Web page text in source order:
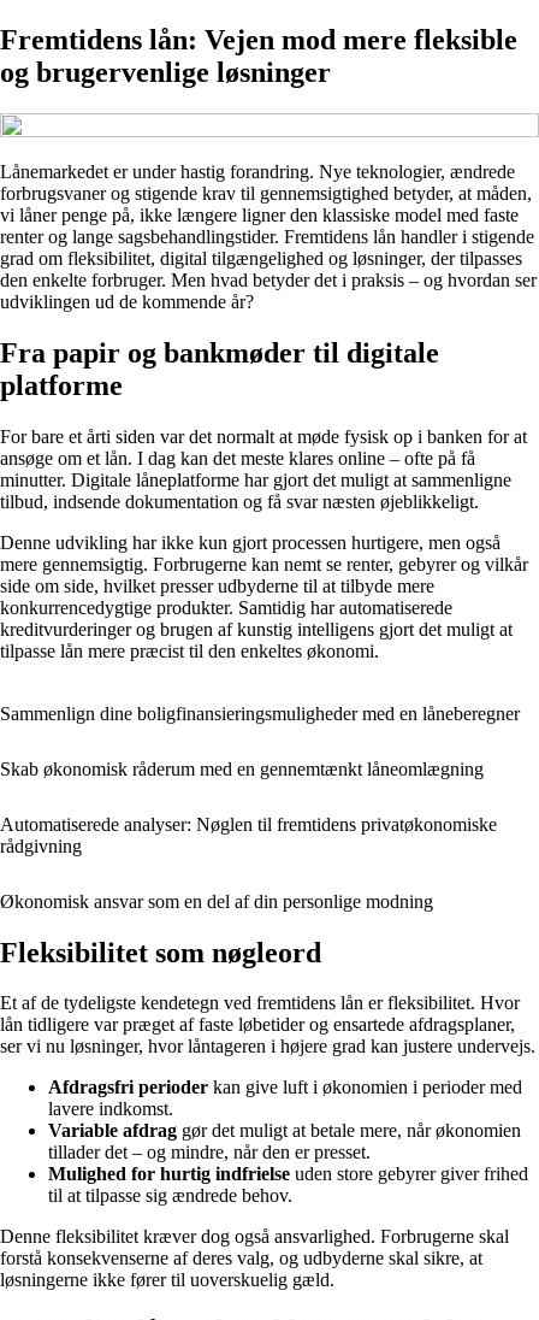
Fremtidens lån: Vejen mod mere fleksible
og brugervenlige løsninger
Lånemarkedet er under hastig forandring. Nye teknologier, ændrede
forbrugsvaner og stigende krav til gennemsigtighed betyder, at måden,
vi låner penge på, ikke længere ligner den klassiske model med faste
renter og lange sagsbehandlingstider. Fremtidens lån handler i stigende
grad om fleksibilitet, digital tilgængelighed og løsninger, der tilpasses
den enkelte forbruger. Men hvad betyder det i praksis – og hvordan ser
udviklingen ud de kommende år?
Fra papir og bankmøder til digitale
platforme
For bare et årti siden var det normalt at møde fysisk op i banken for at
ansøge om et lån. I dag kan det meste klares online – ofte på få
minutter. Digitale låneplatforme har gjort det muligt at sammenligne
tilbud, indsende dokumentation og få svar næsten øjeblikkeligt.
Denne udvikling har ikke kun gjort processen hurtigere, men også
mere gennemsigtig. Forbrugerne kan nemt se renter, gebyrer og vilkår
side om side, hvilket presser udbyderne til at tilbyde mere
konkurrencedygtige produkter. Samtidig har automatiserede
kreditvurderinger og brugen af kunstig intelligens gjort det muligt at
tilpasse lån mere præcist til den enkeltes økonomi.
Sammenlign dine boligfinansieringsmuligheder med en låneberegner
Skab økonomisk råderum med en gennemtænkt låneomlægning
Automatiserede analyser: Nøglen til fremtidens privatøkonomiske
rådgivning
Økonomisk ansvar som en del af din personlige modning
Fleksibilitet som nøgleord
Et af de tydeligste kendetegn ved fremtidens lån er fleksibilitet. Hvor
lån tidligere var præget af faste løbetider og ensartede afdragsplaner,
ser vi nu løsninger, hvor låntageren i højere grad kan justere undervejs.
Afdragsfri perioder kan give luft i økonomien i perioder med
lavere indkomst.
Variable afdrag gør det muligt at betale mere, når økonomien
tillader det – og mindre, når den er presset.
Mulighed for hurtig indfrielse uden store gebyrer giver frihed
til at tilpasse sig ændrede behov.
Denne fleksibilitet kræver dog også ansvarlighed. Forbrugerne skal
forstå konsekvenserne af deres valg, og udbyderne skal sikre, at
løsningerne ikke fører til uoverskuelig gæld.